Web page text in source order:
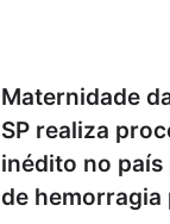
Maternidade
SP realiza
inédito no
de